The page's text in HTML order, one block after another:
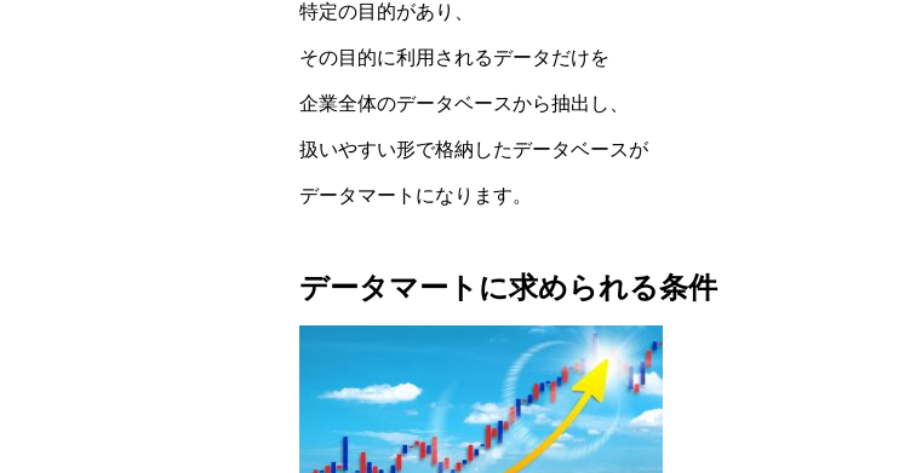
特定の目的があり、
その目的に利用されるデータだけを
企業全体のデータベースから抽出し、
扱いやすい形で格納したデータベースが
データマートになります。
データマートに求められる条件